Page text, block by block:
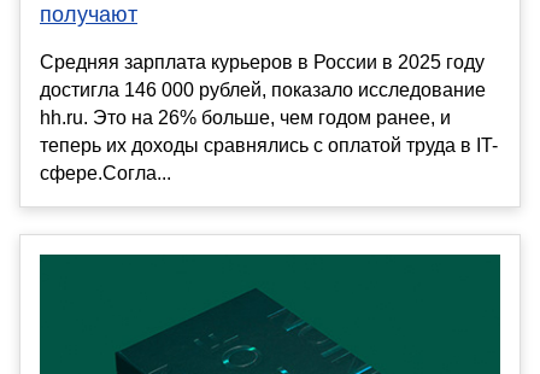
получают
Средняя зарплата курьеров в России в 2025 году
достигла 146 000 рублей, показало исследование
hh.ru. Это на 26% больше, чем годом ранее, и
теперь их доходы сравнялись с оплатой труда в IT-
сфере.Согла...